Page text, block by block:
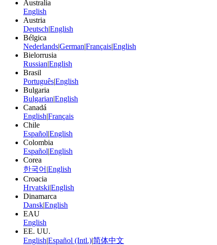
Australia
English
Austria
Deutsch|English
Bélgica
Nederlands|German|Français|English
Bielorrusia
Russian|English
Brasil
Português|English
Bulgaria
Bulgarian|English
Canadá
English|Français
Chile
Español|English
Colombia
Español|English
Corea
한국어 |English
Croacia
Hrvatski|English
Dinamarca
Dansk|English
EAU
English
EE. UU.
English|Español (Intl.)|简体中文